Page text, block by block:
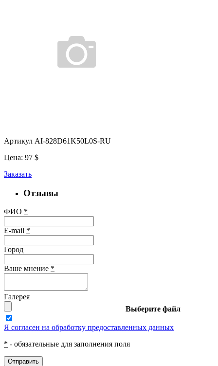
Артикул AI-828D61K50L0S-RU
Цена: 97 $
Заказать
Отзывы
ФИО *
E-mail *
Город
Ваше мнение *
Галерея
Выберите файл
Я согласен на обработку предоставленных данных
* - обязательные для заполнения поля
Отправить